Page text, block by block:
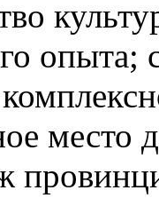
опыта;
место